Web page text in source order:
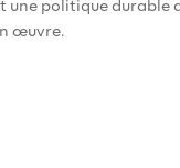
une politique
œuvre.